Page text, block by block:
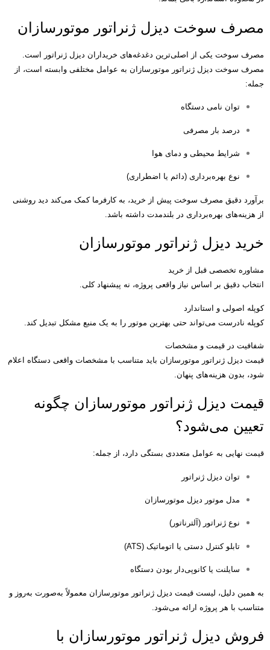
مصرف سوخت دیزل ژنراتور موتورسازان
مصرف سوخت یکی از اصلی‌ترین دغدغه‌های خریداران دیزل ژنراتور است
مصرف سوخت دیزل ژنراتور موتورسازان به عوامل مختلفی وابسته است، از
جمله:
توان نامی دستگاه
درصد بار مصرفی
شرایط محیطی و دمای هوا
نوع بهره‌برداری (دائم یا اضطراری)
برآورد دقیق مصرف سوخت پیش از خرید، به کارفرما کمک می‌کند دید روشنی
از هزینه‌های بهره‌برداری در بلندمدت داشته باشد
خرید دیزل ژنراتور موتورسازان
مشاوره تخصصی قبل از خرید
انتخاب دقیق بر اساس نیاز واقعی پروژه، نه پیشنهاد کلی.
کوپله اصولی و استاندارد
کوپله نادرست می‌تواند حتی بهترین موتور را به یک منبع مشکل تبدیل کند
شفافیت در قیمت و مشخصات
قیمت دیزل ژنراتور موتورسازان باید متناسب با مشخصات واقعی دستگاه اعلام
شود، بدون هزینه‌های پنهان
قیمت دیزل ژنراتور موتورسازان چگونه
تعیین می‌شود؟
قیمت نهایی به عوامل متعددی بستگی دارد، از جمله:
توان دیزل ژنراتور
مدل موتور دیزل موتورسازان
نوع ژنراتور (آلترناتور )
تابلو کنترل دستی یا اتوماتیک (ATS)
سایلنت یا کانوپی‌دار بودن دستگاه
به همین دلیل، لیست قیمت دیزل ژنراتور موتورسازان معمولاً به‌صورت به‌روز و
متناسب با هر پروژه ارائه می‌شود
فروش دیزل ژنراتور موتورسازان با